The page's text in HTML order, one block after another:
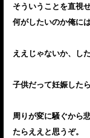
そういうことを直視
何がしたいのか俺に
ええじゃないか、し
子供だって妊娠した
周りが変に騒ぐから
たらええと思うぞ。